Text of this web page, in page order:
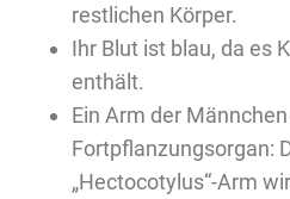
restlichen Körper.
Ihr Blut ist blau, da es
enthält.
Ein Arm der
Fortpflanzungsorgan:
„Hectocotylus“-Arm